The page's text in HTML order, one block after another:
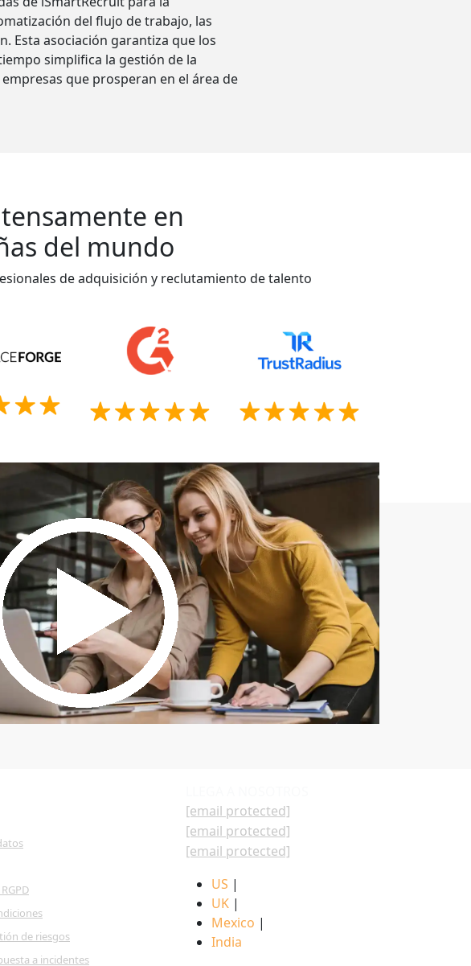
del flujo de trabajo, las
Esta asociación garantiza que los
simplifica la gestión de la
que prosperan en el área de
en
del mundo
de adquisición y reclutamiento de talento
de riesgos
a incidentes
[email protected]
[email protected]
[email protected]
US |
UK |
Mexico |
India